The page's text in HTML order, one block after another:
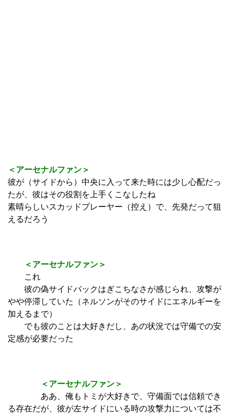
＜アーセナルファン＞
彼が（サイドから）中央に入って来た時には少し心配だっ
たが、彼はその役割を上手くこなしたね
素晴らしいスカッドプレーヤー（控え）で、先発だって狙
えるだろう
＜アーセナルファン＞
これ
彼の偽サイドバックはぎこちなさが感じられ、攻撃が
やや停滞していた（ネルソンがそのサイドにエネルギーを
加えるまで）
でも彼のことは大好きだし、あの状況では守備での安
定感が必要だった
＜アーセナルファン＞
ああ、俺もトミが大好きで、守備面では信頼でき
る存在だが、彼が左サイドにいる時の攻撃力については不